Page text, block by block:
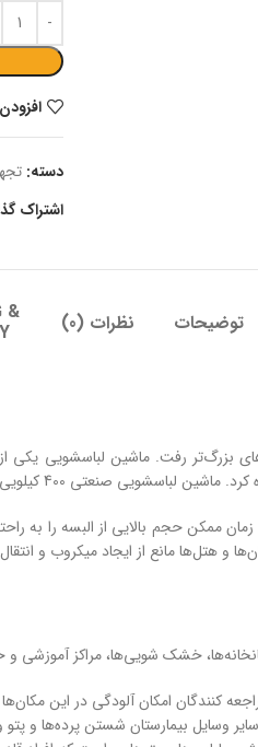
دسته:
اشتراک
توضیحات نظرات (0) &
بزرگ‌تر رفت. ماشین لباسشویی
گزینه‌ها برای شست‌وشوی مقدار زیادی لباس‌ است.
ممکن حجم بالایی از البسه را
و هتل‌ها مانع از ایجاد میکروب و
خشک شویی‌ها، مراکز آموزشی و
کنندگان امکان آلودگی در این
وسایل بیمارستان شستن پرده‌ها و